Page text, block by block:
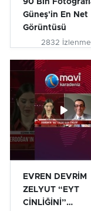
90 Bin
Güneş'in En Net
Görüntüsü
2832 İzlenme
EVREN DEVRİM
ZELYUT “EYT
CİNLİĞİNİ”